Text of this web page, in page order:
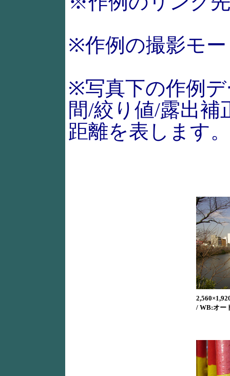
※作例の撮影モ
※写真下の作例
間/絞り値/露出補
距離を表します。
/ WB:オー